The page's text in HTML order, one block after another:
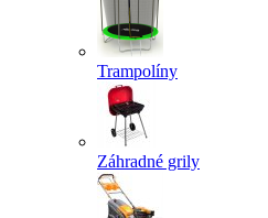
Trampolíny
Záhradné grily